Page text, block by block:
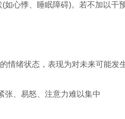
如心悸、睡眠障碍)。若不加以
情绪状态，表现为对未来可能
张、易怒、注意力难以集中